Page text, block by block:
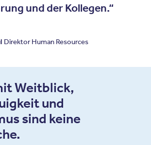
und der Kollegen.
Direktor Human Resources
Weitblick,
und
sind keine